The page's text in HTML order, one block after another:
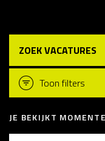
ZOEK VACATURES
Toon filters
JE BEKIJKT